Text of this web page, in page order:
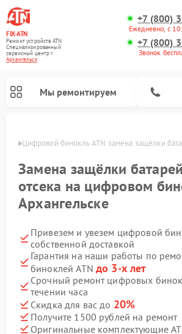
FIX-ATN
Ремонт устройств ATN
Специализированный
cервисный центр г.
Архангельск
+7 (800)
Ежедневно, с
+7 (800)
Звонок
Мы ремонтируем
Цифровой бинокль ATN замена защёлки
Замена защёлки
отсека на цифровом
Архангельске
Привезем и увезем цифровой
собственной доставкой
Гарантия на наши работы по
биноклей ATN до 3-х лет
Срочный ремонт цифровых
течении часа
Скидка для вас до 20%
Получите 1500 рублей на ремонт
Оригинальные комплектующие